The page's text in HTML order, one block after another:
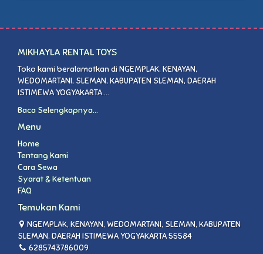
MIKHAYLA RENTAL TOYS
Toko kami beralamatkan di NGEMPLAK, KENAYAN,
WEDOMARTANI, SLEMAN, KABUPATEN SLEMAN, DAERAH
ISTIMEWA YOGYAKARTA....
Baca Selengkapnya...
Menu
Home
Tentang Kami
Cara Sewa
Syarat & Ketentuan
FAQ
Temukan Kami
NGEMPLAK, KENAYAN, WEDOMARTANI, SLEMAN, KABUPATEN
SLEMAN, DAERAH ISTIMEWA YOGYAKARTA 55584
6285743786009